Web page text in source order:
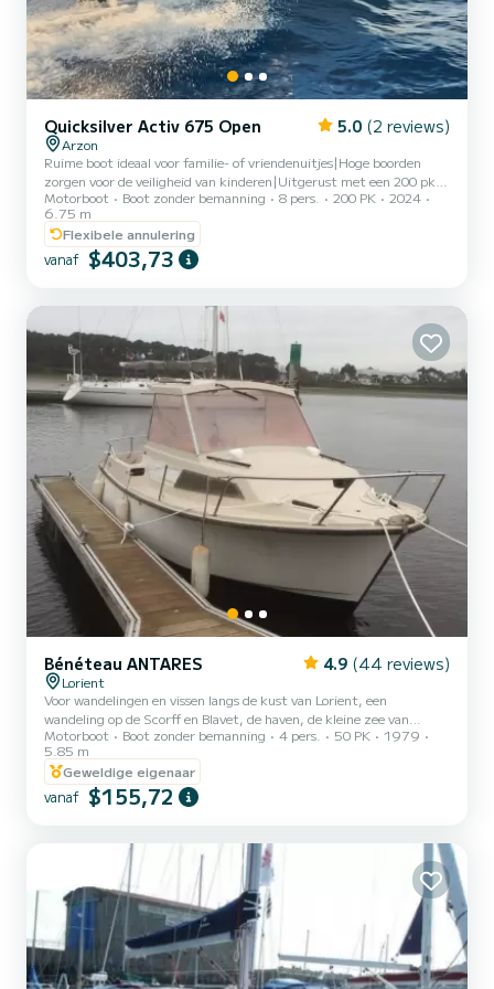
Quicksilver Activ 675 Open 5.0 (2 reviews)
Arzon
Ruime boot ideaal voor familie- of vriendenuitjes|Hoge boorden
zorgen voor de veiligheid van kinderen|Uitgerust met een 200 pk
motor, elektrische bediening en automatische trim|Cabine met
chemisch toilet|Bimini-top voor bescherming tegen de hitte
Motorboot Boot zonder bemanning 8 pers. 200 PK
2024
6.75 m
Flexibele annulering
vanaf $403,73
Bénéteau ANTARES 4.9 (44 reviews)
Lorient
Voor wandelingen en vissen langs de kust van Lorient, een
wandeling op de Scorff en Blavet, de haven, de kleine zee van
Gâvres, het eiland Groix ... Dieptemeter (Garmin striker 5),
marifoon, USB-aansluiting, zwemtrap, stuurwiel en helmstok ...
50 pk dieselmotor aan boord. (zijn snelheid is rustig 5/8 knopen
ongeveer!)
Motorboot Boot zonder bemanning 4 pers. 50 PK
1979
5.85 m
Geweldige eigenaar
vanaf $155,72